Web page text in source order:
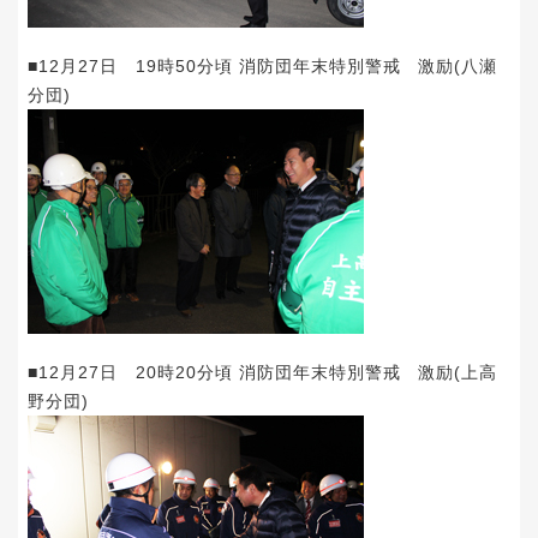
■12月27日 19時50分頃 消防団年末特別警戒 激励(八瀬
分団)
■12月27日 20時20分頃 消防団年末特別警戒 激励(上高
野分団)